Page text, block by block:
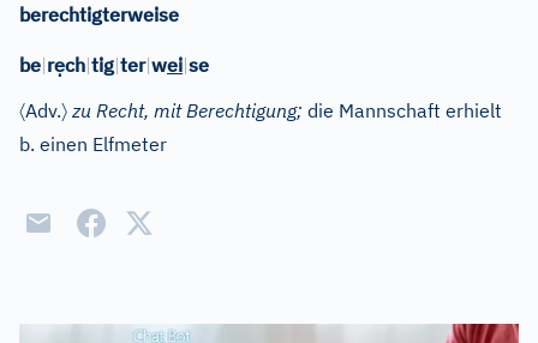
berechtigterweise
be|rẹch|tig|ter|wei|se
〈Adv.〉 zu Recht, mit Berechtigung; die Mannschaft erhielt
b. einen Elfmeter